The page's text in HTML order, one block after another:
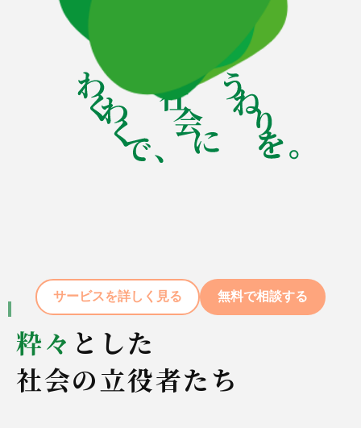
サービスを詳しく見る 無料で相談する
粋々 とした
社会の立役者たち